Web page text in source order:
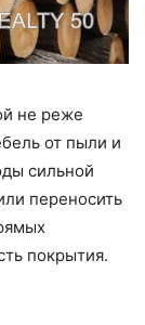
не реже
от пыли и
сильной
переносить
покрытия.